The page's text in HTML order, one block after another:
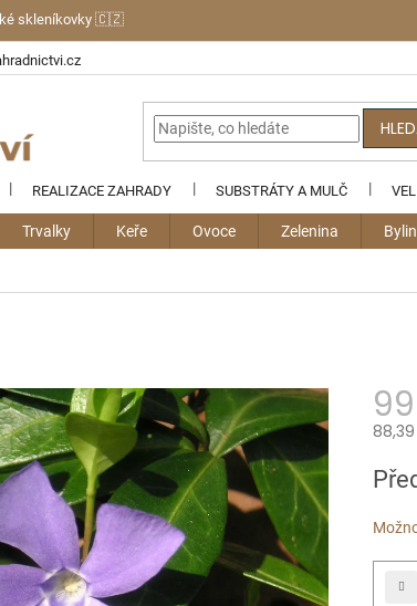
skleníkovky 🇨🇿
REALIZACE ZAHRADY SUBSTRÁTY A MULČ
Trvalky Keře Ovoce Zelenina
cena: